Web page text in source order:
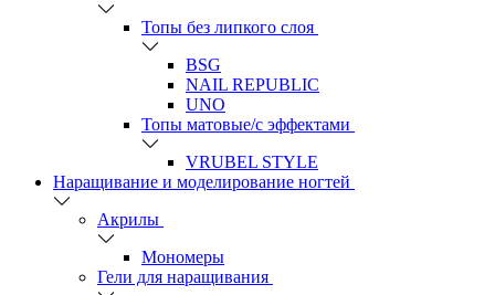
Топы без липкого слоя
BSG
NAIL REPUBLIC
UNO
Топы матовые/с эффектами
VRUBEL STYLE
Наращивание и моделирование ногтей
Акрилы
Мономеры
Гели для наращивания